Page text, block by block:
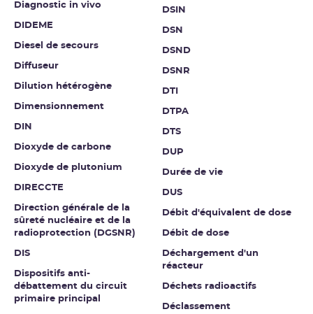
Diagnostic in vivo
DIDEME
Diesel de secours
Diffuseur
Dilution hétérogène
Dimensionnement
DIN
Dioxyde de carbone
Dioxyde de plutonium
DIRECCTE
Direction générale de la
sûreté nucléaire et de la
radioprotection (DGSNR)
DIS
Dispositifs anti-
débattement du circuit
primaire principal
DSIN
DSN
DSND
DSNR
DTI
DTPA
DTS
DUP
Durée de vie
DUS
Débit d'équivalent de dose
Débit de dose
Déchargement d'un
réacteur
Déchets radioactifs
Déclassement